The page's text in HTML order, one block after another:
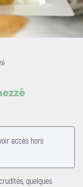
plein écran
accès hors
quelques